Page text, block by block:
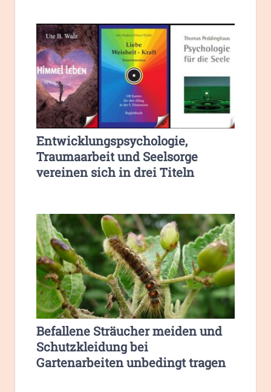
Entwicklungspsychologie,
Traumaarbeit und Seelsorge
vereinen sich in drei Titeln
Befallene Sträucher meiden und
Schutzkleidung bei
Gartenarbeiten unbedingt tragen